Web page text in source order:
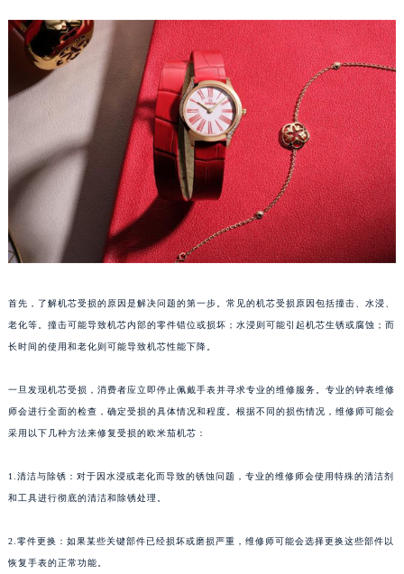
首先，了解机芯受损的原因是解决问题的第一步。常见的机芯受损原因包括撞击、水浸、
老化等。撞击可能导致机芯内部的零件错位或损坏；水浸则可能引起机芯生锈或腐蚀；而
长时间的使用和老化则可能导致机芯性能下降。
一旦发现机芯受损，消费者应立即停止佩戴手表并寻求专业的维修服务。专业的钟表维修
师会进行全面的检查，确定受损的具体情况和程度。根据不同的损伤情况，维修师可能会
采用以下几种方法来修复受损的欧米茄机芯：
1.清洁与除锈：对于因水浸或老化而导致的锈蚀问题，专业的维修师会使用特殊的清洁剂
和工具进行彻底的清洁和除锈处理。
2.零件更换：如果某些关键部件已经损坏或磨损严重，维修师可能会选择更换这些部件以
恢复手表的正常功能。